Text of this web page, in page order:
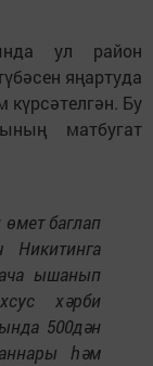
ул район
яңартуда
күрсәтелгән. Бу
матбугат
баглап
ышанып
хәрби
500дән
һәм